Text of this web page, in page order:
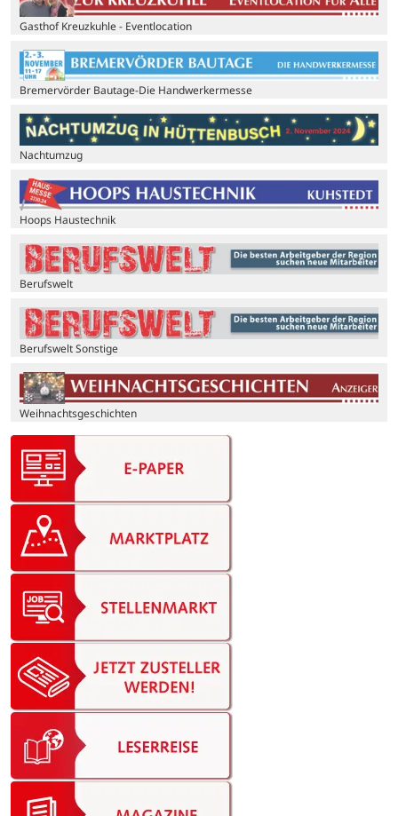
Gasthof Kreuzkuhle - Eventlocation
Bremervörder Bautage-Die Handwerkermesse
Nachtumzug
Hoops Haustechnik
Berufswelt
Berufswelt Sonstige
Weihnachtsgeschichten